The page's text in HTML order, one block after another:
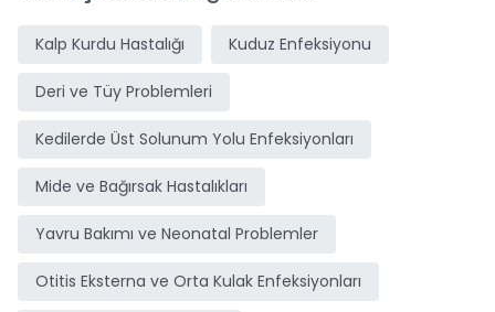
Kalp Kurdu Hastalığı Kuduz Enfeksiyonu
Deri ve Tüy Problemleri
Kedilerde Üst Solunum Yolu Enfeksiyonları
Mide ve Bağırsak Hastalıkları
Yavru Bakımı ve Neonatal Problemler
Otitis Eksterna ve Orta Kulak Enfeksiyonları